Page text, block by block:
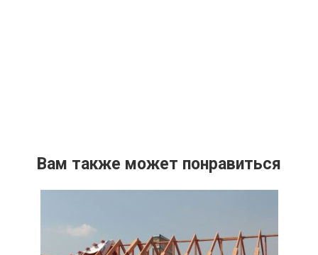
Вам также может понравиться